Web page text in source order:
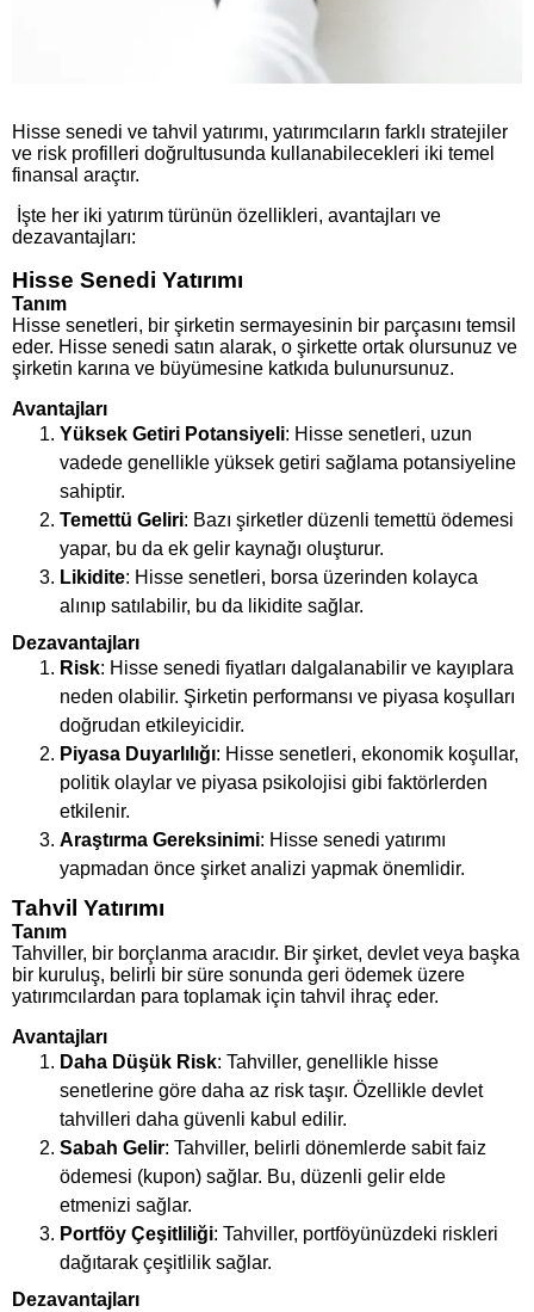
Hisse senedi ve tahvil yatırımı, yatırımcıların farklı stratejiler
ve risk profilleri doğrultusunda kullanabilecekleri iki temel
finansal araçtır.
İşte her iki yatırım türünün özellikleri, avantajları ve
dezavantajları:
Hisse Senedi Yatırımı
Tanım
Hisse senetleri, bir şirketin sermayesinin bir parçasını temsil
eder. Hisse senedi satın alarak, o şirkette ortak olursunuz ve
şirketin karına ve büyümesine katkıda bulunursunuz.
Avantajları
Yüksek Getiri Potansiyeli: Hisse senetleri, uzun
vadede genellikle yüksek getiri sağlama potansiyeline
sahiptir.
Temettü Geliri: Bazı şirketler düzenli temettü ödemesi
yapar, bu da ek gelir kaynağı oluşturur.
Likidite: Hisse senetleri, borsa üzerinden kolayca
alınıp satılabilir, bu da likidite sağlar.
Dezavantajları
Risk: Hisse senedi fiyatları dalgalanabilir ve kayıplara
neden olabilir. Şirketin performansı ve piyasa koşulları
doğrudan etkileyicidir.
Piyasa Duyarlılığı: Hisse senetleri, ekonomik koşullar,
politik olaylar ve piyasa psikolojisi gibi faktörlerden
etkilenir.
Araştırma Gereksinimi: Hisse senedi yatırımı
yapmadan önce şirket analizi yapmak önemlidir.
Tahvil Yatırımı
Tanım
Tahviller, bir borçlanma aracıdır. Bir şirket, devlet veya başka
bir kuruluş, belirli bir süre sonunda geri ödemek üzere
yatırımcılardan para toplamak için tahvil ihraç eder.
Avantajları
Daha Düşük Risk: Tahviller, genellikle hisse
senetlerine göre daha az risk taşır. Özellikle devlet
tahvilleri daha güvenli kabul edilir.
Sabah Gelir: Tahviller, belirli dönemlerde sabit faiz
ödemesi (kupon) sağlar. Bu, düzenli gelir elde
etmenizi sağlar.
Portföy Çeşitliliği: Tahviller, portföyünüzdeki riskleri
dağıtarak çeşitlilik sağlar.
Dezavantajları